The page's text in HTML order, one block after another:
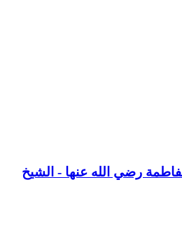
رضي الله عنها - الشيخ